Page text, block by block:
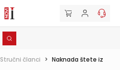
Stručni članci > Naknada štete iz